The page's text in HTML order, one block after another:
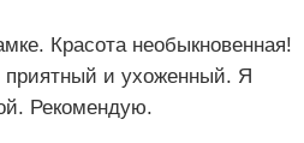
Красота необыкновенная!
приятный и ухоженный. Я
Рекомендую.